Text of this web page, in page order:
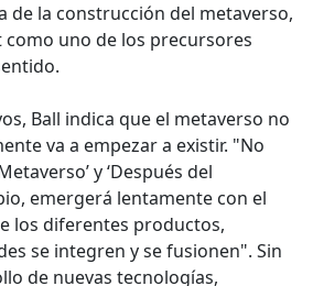
de la construcción del metaverso,
uno de los precursores
Ball indica que el metaverso no
va a empezar a existir. "No
y ‘Después del
emergerá lentamente con el
los diferentes productos,
se integren y se fusionen". Sin
de nuevas tecnologías,